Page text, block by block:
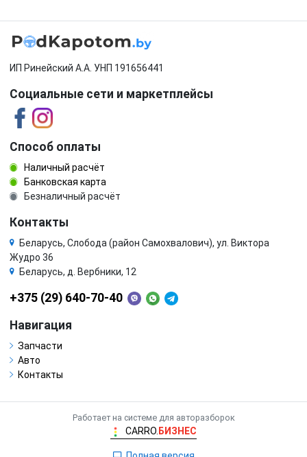
ИП Ринейский А.А. УНП 191656441
Социальные сети и маркетплейсы
Способ оплаты
Наличный расчёт
Банковская карта
Безналичный расчёт
Контакты
Беларусь, Слобода (район Самохвалович), ул. Виктора
Жудро 36
Беларусь, д. Вербники, 12
+375 (29) 640-70-40
Навигация
Запчасти
Авто
Контакты
Работает на системе для авторазборок
CARRO. БИЗНЕС